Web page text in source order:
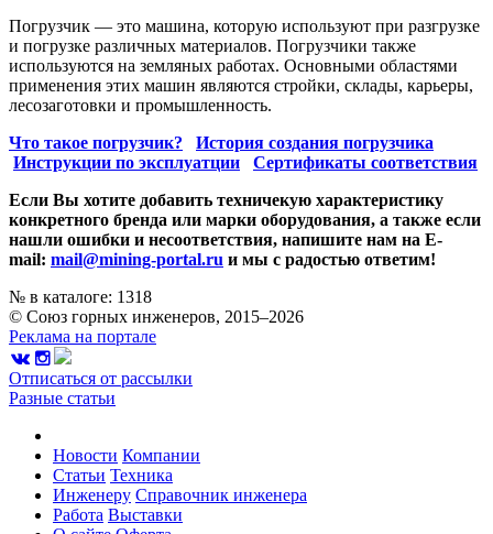
Погрузчик — это машина, которую используют при разгрузке
и погрузке различных материалов. Погрузчики также
используются на земляных работах. Основными областями
применения этих машин являются стройки, склады, карьеры,
лесозаготовки и промышленность.
Что такое погрузчик?
История создания погрузчика
Инструкции по эксплуатции
Сертификаты соответствия
Если Вы хотите добавить техничекую характеристику
конкретного бренда или марки оборудования, а также если
нашли ошибки и несоответствия, напишите нам на E-
mail: mail@mining-portal.ru и мы с радостью ответим!
№ в каталоге: 1318
© Союз горных инженеров, 2015–2026
Реклама на портале
Отписаться от рассылки
Разные статьи
Новости Компании
Статьи Техника
Инженеру Справочник инженера
Работа Выставки